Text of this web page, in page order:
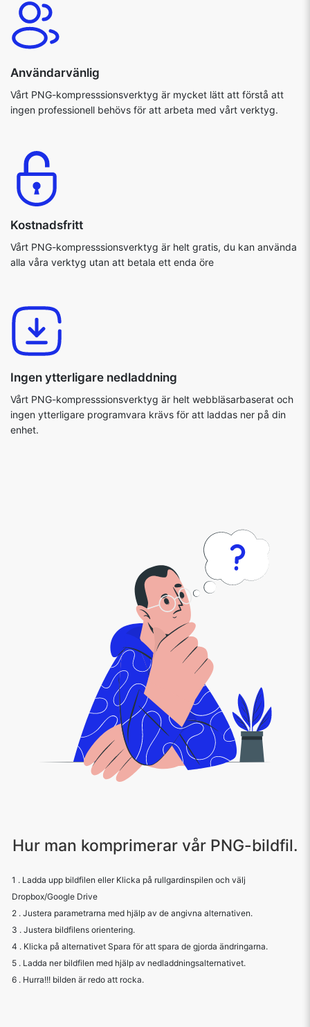
Användarvänlig
Vårt PNG-kompresssionsverktyg är mycket lätt att förstå att
ingen professionell behövs för att arbeta med vårt verktyg.
Kostnadsfritt
Vårt PNG-kompresssionsverktyg är helt gratis, du kan använda
alla våra verktyg utan att betala ett enda öre
Ingen ytterligare nedladdning
Vårt PNG-kompresssionsverktyg är helt webbläsarbaserat och
ingen ytterligare programvara krävs för att laddas ner på din
enhet.
Hur man komprimerar vår PNG-bildfil.
1 . Ladda upp bildfilen eller Klicka på rullgardinspilen och välj
Dropbox/Google Drive
2 . Justera parametrarna med hjälp av de angivna alternativen.
3 . Justera bildfilens orientering.
4 . Klicka på alternativet Spara för att spara de gjorda ändringarna.
5 . Ladda ner bildfilen med hjälp av nedladdningsalternativet.
6 . Hurra!!! bilden är redo att rocka.